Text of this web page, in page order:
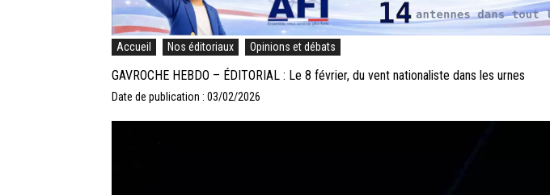
Accueil Nos éditoriaux Opinions et débats
GAVROCHE HEBDO – ÉDITORIAL : Le 8 février, du vent nationaliste dans les urnes
Date de publication : 03/02/2026